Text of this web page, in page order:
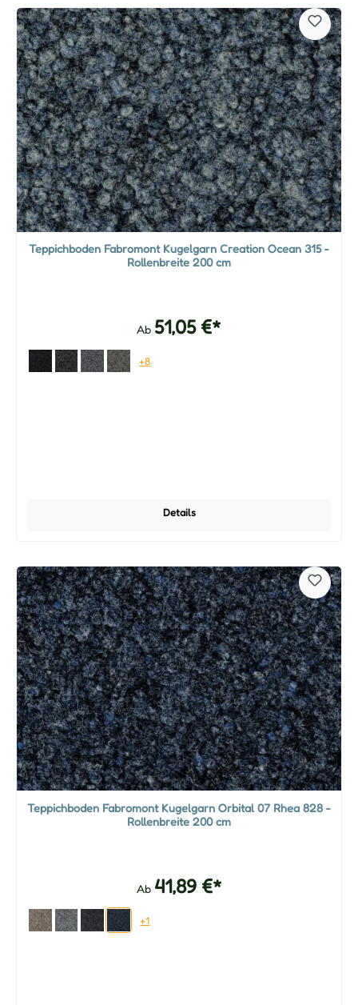
Teppichboden Fabromont Kugelgarn Creation Ocean 315 -
Rollenbreite 200 cm
Ab 51,05 €*
+8
Details
Teppichboden Fabromont Kugelgarn Orbital 07 Rhea 828 -
Rollenbreite 200 cm
Ab 41,89 €*
+1